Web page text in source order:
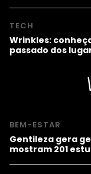
TECH
Wrinkles:
passado dos
BEM-ESTAR
Gentileza gera
mostram 201